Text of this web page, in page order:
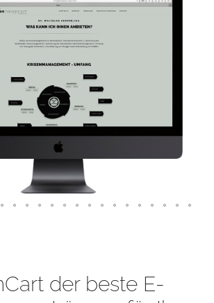
der beste E-